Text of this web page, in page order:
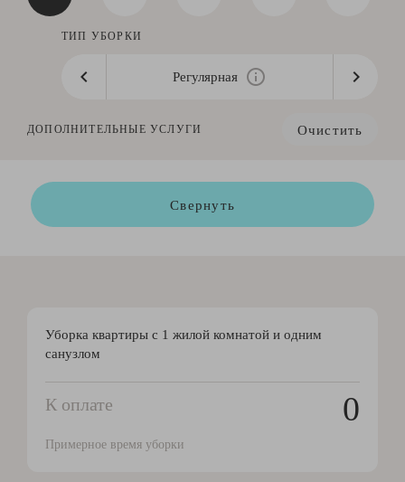
ТИП УБОРКИ
Регулярная
ДОПОЛНИТЕЛЬНЫЕ УСЛУГИ Очистить
Свернуть
Уборка квартиры с 1 жилой комнатой и одним
санузлом
К оплате 0
Примерное время уборки